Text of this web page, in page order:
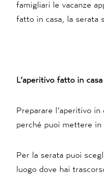
famigliari le vacanze
fatto in casa, la serata
L’aperitivo fatto in casa
Preparare l’aperitivo
perché puoi mettere
Per la serata puoi
luogo dove hai